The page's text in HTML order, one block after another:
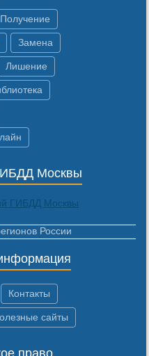
Получение
Замена
Лишение
Москвы
России
Контакты
сайты
право